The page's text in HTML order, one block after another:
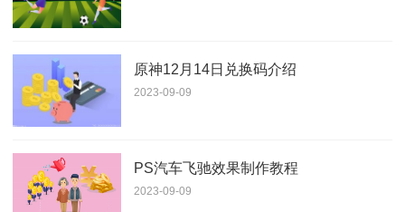
原神12月14日兑换码介绍
2023-09-09
PS汽车飞驰效果制作教程
2023-09-09